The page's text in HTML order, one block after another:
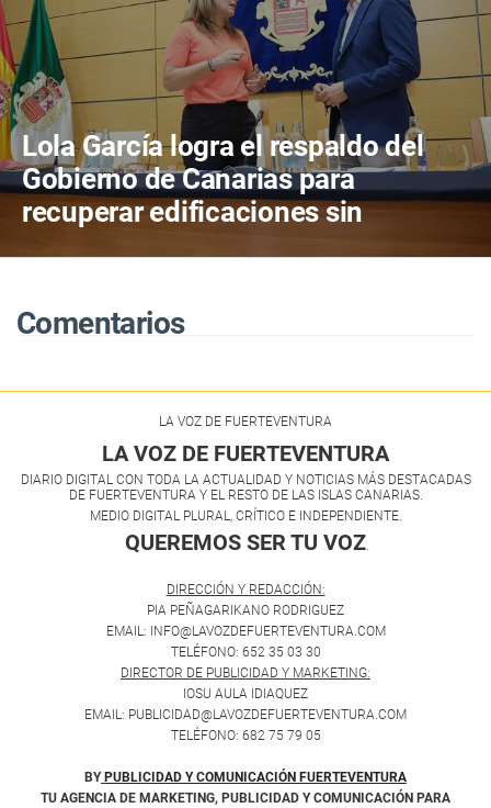
Lola García logra el respaldo del
Gobierno de Canarias para
recuperar edificaciones sin
Comentarios
LA VOZ DE FUERTEVENTURA
LA VOZ DE FUERTEVENTURA
DIARIO DIGITAL CON TODA LA ACTUALIDAD Y NOTICIAS MÁS DESTACADAS
DE FUERTEVENTURA Y EL RESTO DE LAS ISLAS CANARIAS.
MEDIO DIGITAL PLURAL, CRÍTICO E INDEPENDIENTE.
QUEREMOS SER TU VOZ.
DIRECCIÓN Y REDACCIÓN:
PIA PEÑAGARIKANO RODRIGUEZ
EMAIL: INFO@LAVOZDEFUERTEVENTURA.COM
TELÉFONO: 652 35 03 30
DIRECTOR DE PUBLICIDAD Y MARKETING:
IOSU AULA IDIAQUEZ
EMAIL: PUBLICIDAD@LAVOZDEFUERTEVENTURA.COM
TELÉFONO: 682 75 79 05
BY PUBLICIDAD Y COMUNICACIÓN FUERTEVENTURA
TU AGENCIA DE MARKETING, PUBLICIDAD Y COMUNICACIÓN PARA